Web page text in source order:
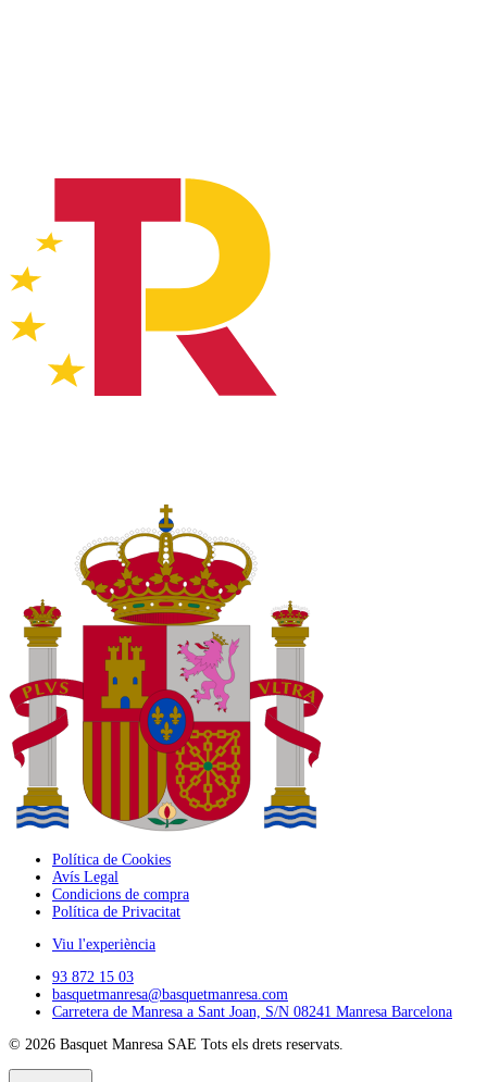
Política de Cookies
Avís Legal
Condicions de compra
Política de Privacitat
Viu l'experiència
93 872 15 03
basquetmanresa@basquetmanresa.com
Carretera de Manresa a Sant Joan, S/N 08241 Manresa Barcelona
© 2026 Basquet Manresa SAE Tots els drets reservats.